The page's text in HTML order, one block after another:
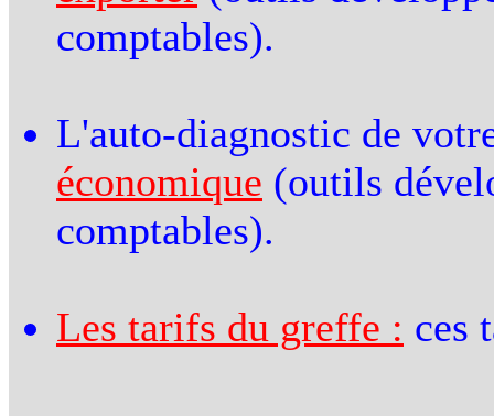
comptables).
L'auto-diagnostic de
économique (outils
comptables).
Les tarifs du greffe : ces